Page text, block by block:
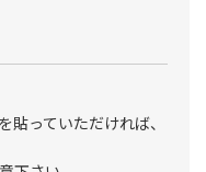
っていただければ、